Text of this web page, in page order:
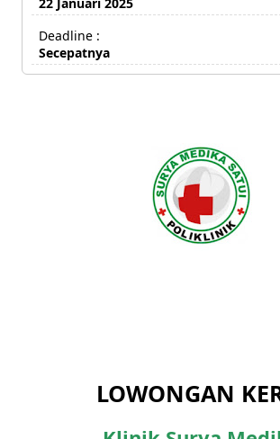
Deadline :
Secepatnya
LOWONGAN